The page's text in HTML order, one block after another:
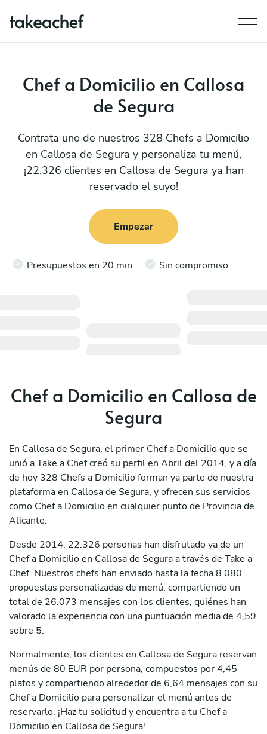
Chef a Domicilio en Callosa
de Segura
Contrata uno de nuestros 328 Chefs a Domicilio
en Callosa de Segura y personaliza tu menú,
¡22.326 clientes en Callosa de Segura ya han
reservado el suyo!
Empezar
Presupuestos en 20 min Sin compromiso
Chef a Domicilio en Callosa de
Segura
En Callosa de Segura, el primer Chef a Domicilio que se
unió a Take a Chef creó su perfil en Abril del 2014, y a día
de hoy 328 Chefs a Domicilio forman ya parte de nuestra
plataforma en Callosa de Segura, y ofrecen sus servicios
como Chef a Domicilio en cualquier punto de Provincia de
Alicante.
Desde 2014, 22.326 personas han disfrutado ya de un
Chef a Domicilio en Callosa de Segura a través de Take a
Chef. Nuestros chefs han enviado hasta la fecha 8.080
propuestas personalizadas de menú, compartiendo un
total de 26.073 mensajes con los clientes, quiénes han
valorado la experiencia con una puntuación media de 4,59
sobre 5.
Normalmente, los clientes en Callosa de Segura reservan
menús de 80 EUR por persona, compuestos por 4,45
platos y compartiendo alrededor de 6,64 mensajes con su
Chef a Domicilio para personalizar el menú antes de
reservarlo. ¡Haz tu solicitud y encuentra a tu Chef a
Domicilio en Callosa de Segura!